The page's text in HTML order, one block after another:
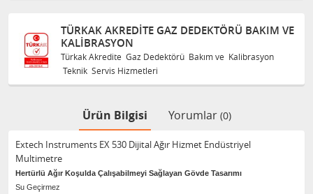
TÜRKAK AKREDITE GAZ DEDEKTÖRÜ BAKIM VE
KALIBRASYON
Türkak Akredite Gaz Dedektörü Bakım ve Kalibrasyon
Teknik Servis Hizmetleri
Ürün Bilgisi Yorumlar (0)
Extech Instruments EX 530 Dijital Ağır Hizmet Endüstriyel
Multimetre
Hertürlü Ağır Koşulda Çalışabilmeyi Sağlayan Gövde Tasarımı
Su Geçirmez